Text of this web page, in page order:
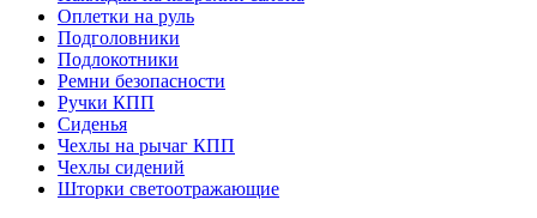
Оплетки на руль
Подголовники
Подлокотники
Ремни безопасности
Ручки КПП
Сиденья
Чехлы на рычаг КПП
Чехлы сидений
Шторки светоотражающие